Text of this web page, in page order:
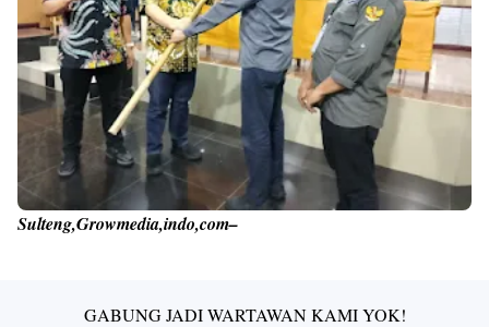
Templates
Sulteng,Growmedia,indo,com–
GABUNG JADI WARTAWAN KAMI YOK!